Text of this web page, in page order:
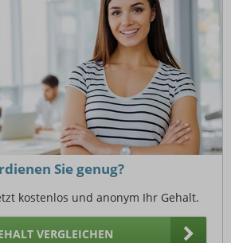
Sie genug?
kostenlos und anonym Ihr Gehalt.
VERGLEICHEN